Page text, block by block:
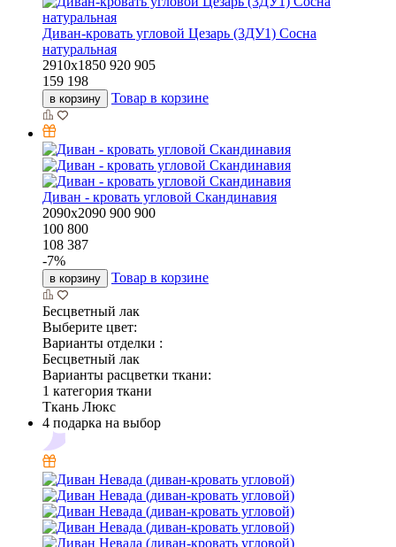
Диван-кровать угловой Цезарь (3ДУ1) Сосна
натуральная
2910х1850 920 905
159 198
в корзину Товар в корзине
Диван - кровать угловой Скандинавия
2090х2090 900 900
100 800
108 387
-7%
в корзину Товар в корзине
Бесцветный лак
Выберите цвет:
Варианты отделки :
Бесцветный лак
Варианты расцветки ткани:
1 категория ткани
Ткань Люкс
4 подарка на выбор